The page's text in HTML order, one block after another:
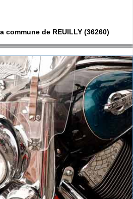
de REUILLY (36260)